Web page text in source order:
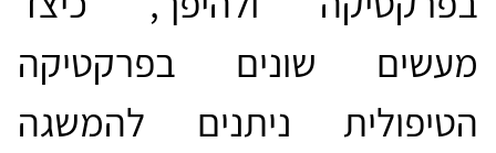
מעשים שונים בפרקטיקה
הטיפולית ניתנים להמשגה